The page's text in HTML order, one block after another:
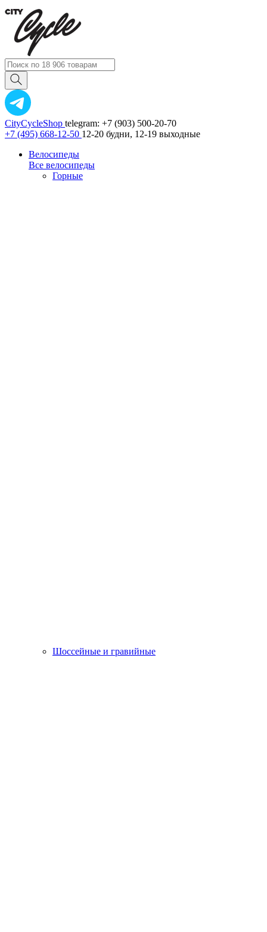
CityCycleShop telegram: +7 (903) 500-20-70
+7 (495) 668-12-50 12-20 будни, 12-19 выходные
Велосипеды
Все велосипеды
Горные
Шоссейные и гравийные